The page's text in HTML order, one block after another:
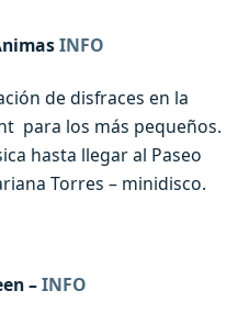
INFO
de disfraces en la
para los más pequeños.
hasta llegar al Paseo
Torres – minidisco.
–INFO